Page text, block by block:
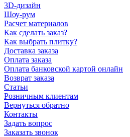
3D-дизайн
Шоу-рум
Расчет материалов
Как сделать заказ?
Как выбрать плитку?
Доставка заказа
Оплата заказа
Оплата банковской картой онлайн
Возврат заказа
Статьи
Розничным клиентам
Вернуться обратно
Контакты
Задать вопрос
Заказать звонок